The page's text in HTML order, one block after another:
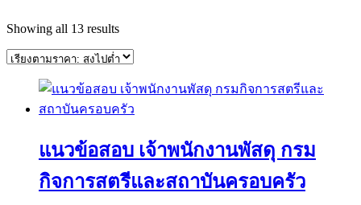
Showing all 13 resultsSorted
price:
to
low
แนวข้อสอบ เจ้าพนักงานพัสดุ กรม
กิจการสตรีและสถาบันครอบครัว